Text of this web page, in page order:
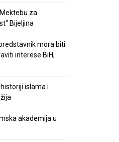
za
Bijeljina
mora biti
interese BiH,
islama i
akademija u